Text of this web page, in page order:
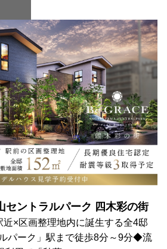
セントラルパーク 四木彩の街
近×区画整理地内に誕生する全4邸
パーク」駅まで徒歩8分～9分◆流